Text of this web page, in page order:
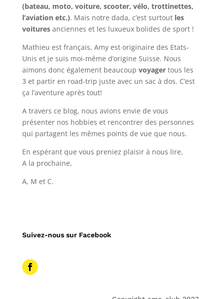
(bateau, moto, voiture, scooter, vélo, trottinettes,
l’aviation etc.). Mais notre dada, c’est surtout les
voituresanciennes et les luxueux bolides de sport !
Mathieu est français, Amy est originaire des Etats-
Unis et je suis moi-même d’origine Suisse. Nous
aimons donc également beaucoup voyagertous les
3 et partir en road-trip juste avec un sac à dos. C’est
ça l’aventure après tout!
A travers ce blog, nous avions envie de vous
présenter nos hobbies et rencontrer des personnes
qui partagent les mêmes points de vue que nous.
En espérant que vous preniez plaisir à nous lire,
A la prochaine,
A, M et C.
Suivez-nous sur Facebook